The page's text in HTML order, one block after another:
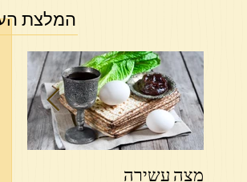
המלצת
מצה עשירה